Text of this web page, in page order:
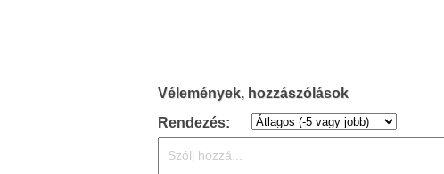
Vélemények, hozzászólások
Rendezés: